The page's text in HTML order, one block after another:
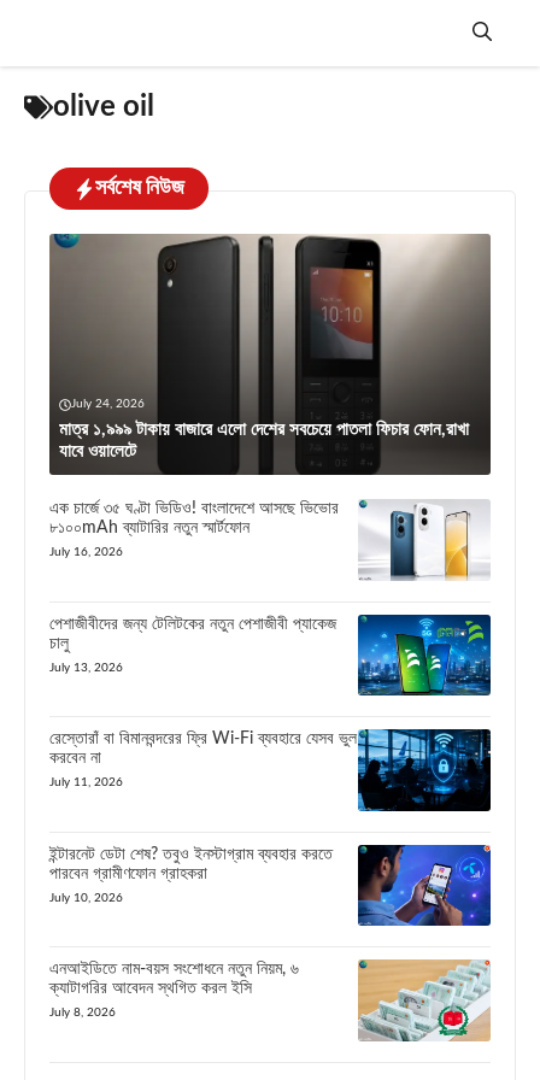
Menu
olive oil
সর্বশেষ নিউজ
July 24, 2026
মাত্র ১,৯৯৯ টাকায় বাজারে এলো দেশের সবচেয়ে পাতলা ফিচার ফোন,রাখা
যাবে ওয়ালেটে
এক চার্জে ৩৫ ঘণ্টা ভিডিও! বাংলাদেশে আসছে ভিভোর
৮১০০mAh ব্যাটারির নতুন স্মার্টফোন
July 16, 2026
পেশাজীবীদের জন্য টেলিটকের নতুন পেশাজীবী প্যাকেজ
চালু
July 13, 2026
রেস্তোরাঁ বা বিমানবন্দরের ফ্রি Wi-Fi ব্যবহারে যেসব ভুল
করবেন না
July 11, 2026
ইন্টারনেট ডেটা শেষ? তবুও ইনস্টাগ্রাম ব্যবহার করতে
পারবেন গ্রামীণফোন গ্রাহকরা
July 10, 2026
এনআইডিতে নাম-বয়স সংশোধনে নতুন নিয়ম, ৬
ক্যাটাগরির আবেদন স্থগিত করল ইসি
July 8, 2026